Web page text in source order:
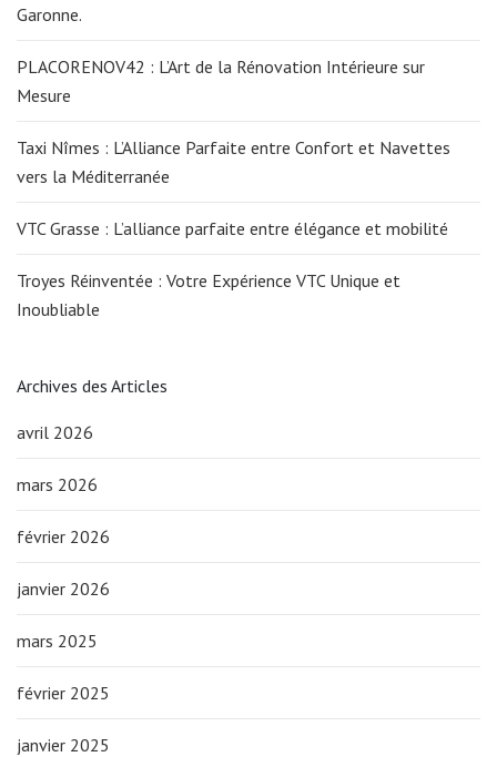
Garonne.
PLACORENOV42 : L’Art de la Rénovation Intérieure sur
Mesure
Taxi Nîmes : L’Alliance Parfaite entre Confort et Navettes
vers la Méditerranée
VTC Grasse : L’alliance parfaite entre élégance et mobilité
Troyes Réinventée : Votre Expérience VTC Unique et
Inoubliable
Archives des Articles
avril 2026
mars 2026
février 2026
janvier 2026
mars 2025
février 2025
janvier 2025